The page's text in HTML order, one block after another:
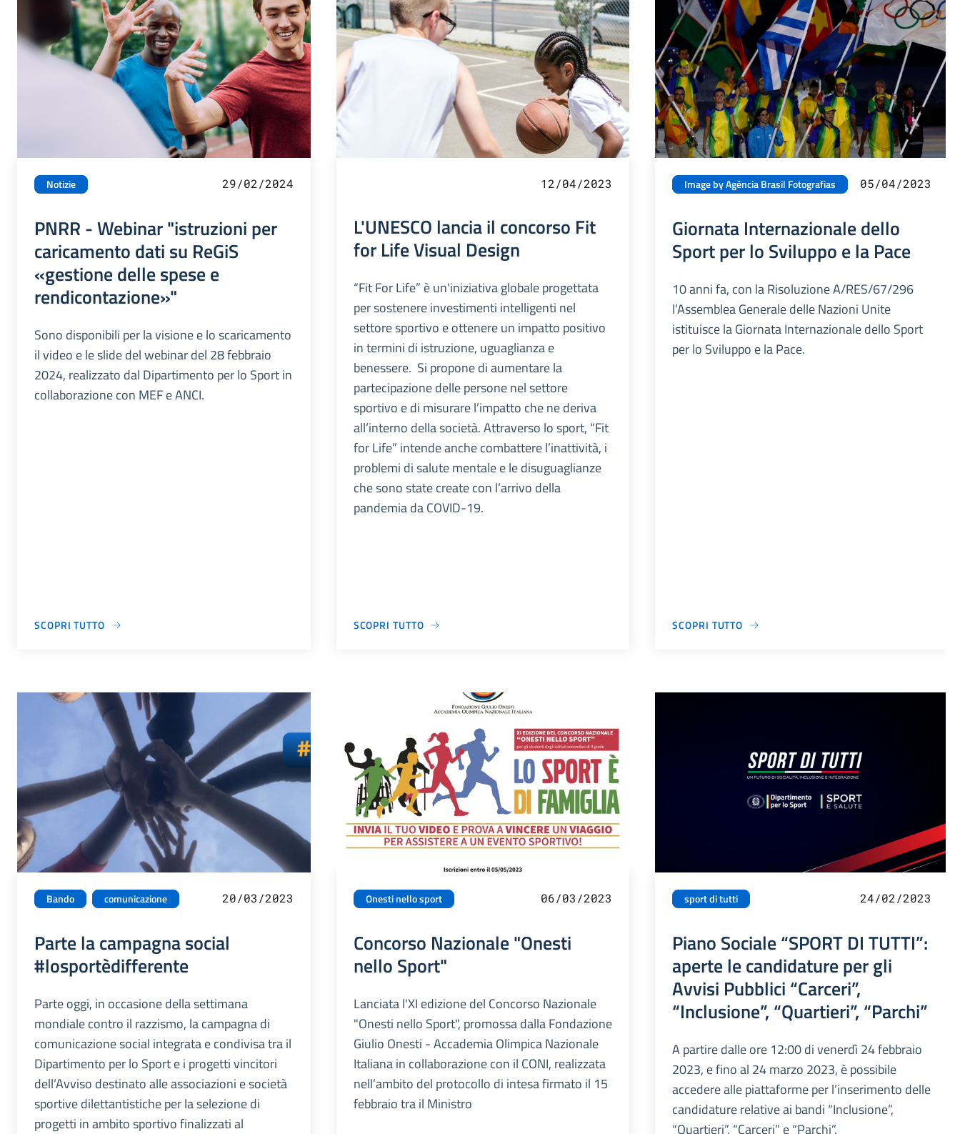
Notizie 29/02/2024
PNRR - Webinar "istruzioni per
caricamento dati su ReGiS
«gestione delle spese e
rendicontazione»"
Sono disponibili per la visione e lo scaricamento
il video e le slide del webinar del 28 febbraio
2024, realizzato dal Dipartimento per lo Sport in
collaborazione con MEF e ANCI.
SCOPRI TUTTO
12/04/2023
L'UNESCO lancia il concorso Fit
for Life Visual Design
“Fit For Life” è un'iniziativa globale progettata
per sostenere investimenti intelligenti nel
settore sportivo e ottenere un impatto positivo
in termini di istruzione, uguaglianza e
benessere. Si propone di aumentare la
partecipazione delle persone nel settore
sportivo e di misurare l’impatto che ne deriva
all’interno della società. Attraverso lo sport, “Fit
for Life” intende anche combattere l’inattività, i
problemi di salute mentale e le disuguaglianze
che sono state create con l’arrivo della
pandemia da COVID-19.
SCOPRI TUTTO
Image by Agência Brasil Fotografias 05/04/2023
Giornata Internazionale dello
Sport per lo Sviluppo e la Pace
10 anni fa, con la Risoluzione A/RES/67/296
l’Assemblea Generale delle Nazioni Unite
istituisce la Giornata Internazionale dello Sport
per lo Sviluppo e la Pace.
SCOPRI TUTTO
Bando comunicazione 20/03/2023
Parte la campagna social
#losportèdifferente
Parte oggi, in occasione della settimana
mondiale contro il razzismo, la campagna di
comunicazione social integrata e condivisa tra il
Dipartimento per lo Sport e i progetti vincitori
dell’Avviso destinato alle associazioni e società
sportive dilettantistiche per la selezione di
progetti in ambito sportivo finalizzati al
Onesti nello sport 06/03/2023
Concorso Nazionale "Onesti
nello Sport"
Lanciata l'XI edizione del Concorso Nazionale
"Onesti nello Sport", promossa dalla Fondazione
Giulio Onesti - Accademia Olimpica Nazionale
Italiana in collaborazione con il CONI, realizzata
nell’ambito del protocollo di intesa firmato il 15
febbraio tra il Ministro
sport di tutti 24/02/2023
Piano Sociale “SPORT DI TUTTI”:
aperte le candidature per gli
Avvisi Pubblici “Carceri”,
“Inclusione”, “Quartieri”, “Parchi”
A partire dalle ore 12:00 di venerdì 24 febbraio
2023, e fino al 24 marzo 2023, è possibile
accedere alle piattaforme per l’inserimento delle
candidature relative ai bandi “Inclusione”,
“Quartieri”, “Carceri” e “Parchi”.